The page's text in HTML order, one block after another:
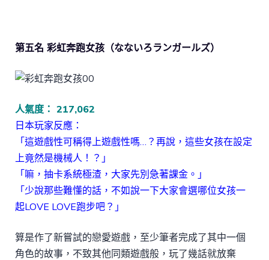
第五名 彩虹奔跑女孩（なないろランガールズ）
人氣度： 217,062
日本玩家反應：
「這遊戲性可稱得上遊戲性嗎…？再說，這些女孩在設定
上竟然是機械人！？」
「嘛，抽卡系統極渣，大家先別急著課金。」
「少說那些難懂的話，不如說一下大家會選哪位女孩一
起LOVE LOVE跑步吧？」
算是作了新嘗試的戀愛遊戲，至少筆者完成了其中一個
角色的故事，不致其他同類遊戲般，玩了幾話就放棄